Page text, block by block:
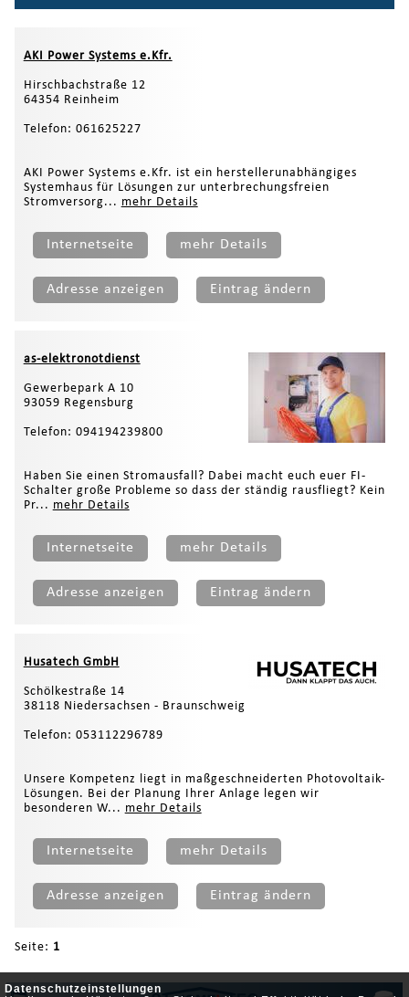
Datenschutzeinstellungen
AKI Power Systems e.Kfr.
Hirschbachstraße 12
64354 Reinheim
Telefon: 061625227
AKI Power Systems e.Kfr. ist ein herstellerunabhängiges
Systemhaus für Lösungen zur unterbrechungsfreien
Stromversorg... mehr Details
Internetseite mehr Details
Adresse anzeigen Eintrag ändern
as-elektronotdienst
Gewerbepark A 10
93059 Regensburg
Telefon: 094194239800
Haben Sie einen Stromausfall? Dabei macht euch euer FI-
Schalter große Probleme so dass der ständig rausfliegt? Kein
Pr... mehr Details
Internetseite mehr Details
Adresse anzeigen Eintrag ändern
Husatech GmbH
Schölkestraße 14
38118 Niedersachsen - Braunschweig
Telefon: 053112296789
Unsere Kompetenz liegt in maßgeschneiderten Photovoltaik-
Lösungen. Bei der Planung Ihrer Anlage legen wir
besonderen W... mehr Details
Internetseite mehr Details
Adresse anzeigen Eintrag ändern
Seite: 1